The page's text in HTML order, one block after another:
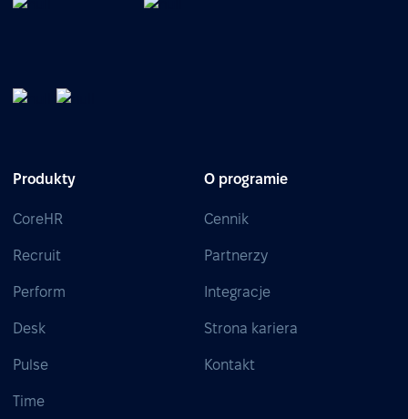
Produkty
CoreHR
Recruit
Perform
Desk
Pulse
Time
O programie
Cennik
Partnerzy
Integracje
Strona kariera
Kontakt